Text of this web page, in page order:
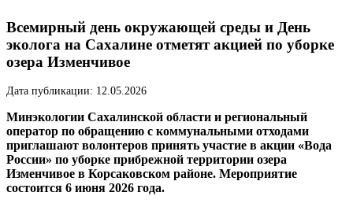
Всемирный день окружающей среды и День
эколога на Сахалине отметят акцией по уборке
озера Изменчивое
Дата публикации: 12.05.2026
Минэкологии Сахалинской области и региональный
оператор по обращению с коммунальными отходами
приглашают волонтеров принять участие в акции «Вода
России» по уборке прибрежной территории озера
Изменчивое в Корсаковском районе. Мероприятие
состоится 6 июня 2026 года.